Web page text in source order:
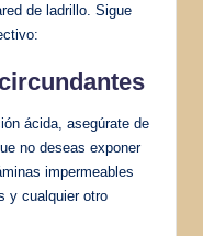
de ladrillo. Sigue
ácida, asegúrate de
no deseas exponer
impermeables
y cualquier otro